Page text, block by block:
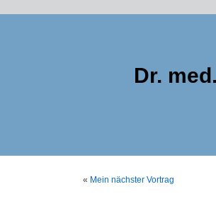
Dr.
« Mein nächster Vortrag